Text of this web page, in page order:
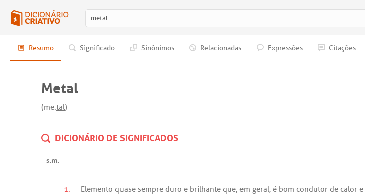
Resumo Significado Sinônimos Relacionadas Expressões Citações
Metal
(me.tal)
DICIONÁRIO DE SIGNIFICADOS
s.m.
1. Elemento quase sempre duro e brilhante que, em geral, é bom condutor de calor e